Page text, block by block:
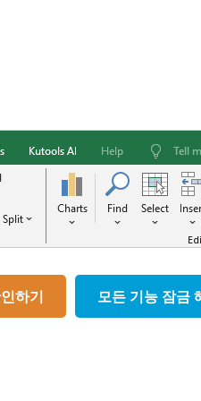
하기 모든 기능 잠금